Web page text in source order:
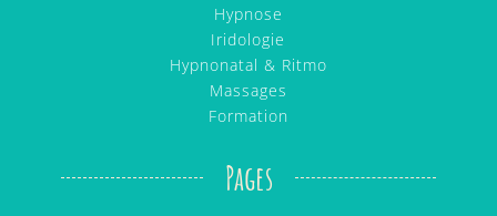
Hypnose
Iridologie
Hypnonatal & Ritmo
Massages
Formation
Pages